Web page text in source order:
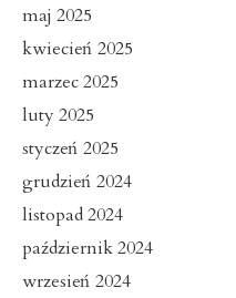
maj 2025
kwiecień 2025
marzec 2025
luty 2025
styczeń 2025
grudzień 2024
listopad 2024
październik 2024
wrzesień 2024